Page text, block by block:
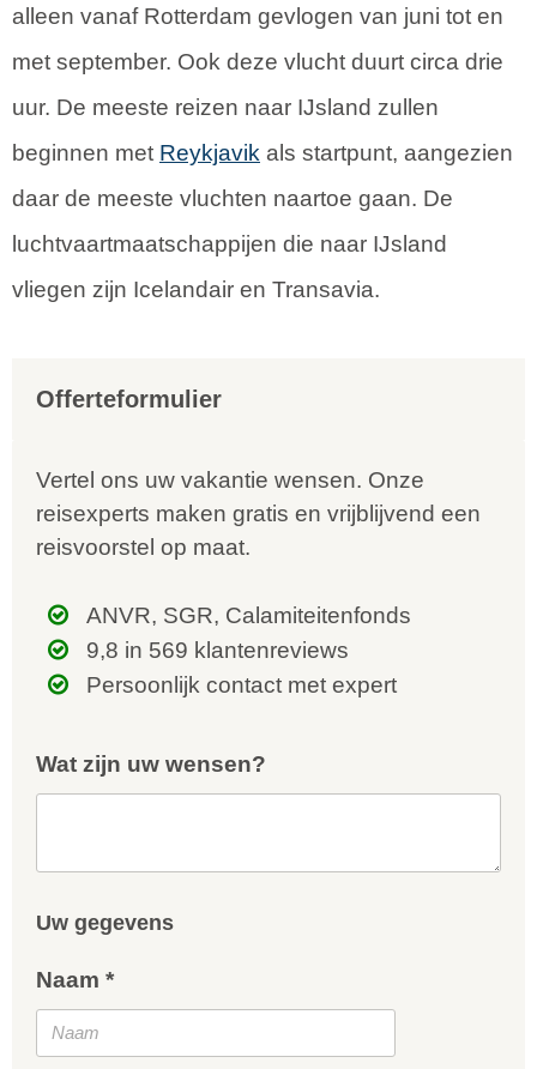
alleen vanaf Rotterdam gevlogen van juni tot en
met september. Ook deze vlucht duurt circa drie
uur. De meeste reizen naar IJsland zullen
beginnen met Reykjavik als startpunt, aangezien
daar de meeste vluchten naartoe gaan. De
luchtvaartmaatschappijen die naar IJsland
vliegen zijn Icelandair en Transavia.
Offerteformulier
Vertel ons uw vakantie wensen. Onze
reisexperts maken gratis en vrijblijvend een
reisvoorstel op maat.
ANVR, SGR, Calamiteitenfonds
9,8 in 569 klantenreviews
Persoonlijk contact met expert
Wat zijn uw wensen?
Uw gegevens
Naam *